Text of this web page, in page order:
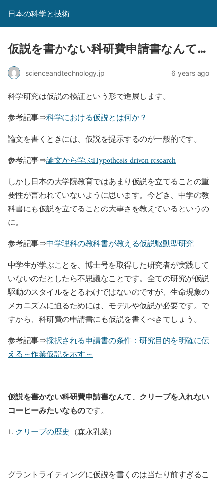
日本の科学と技術
仮説を書かない科研費申請書なんて…
scienceandtechnology.jp 6 years ago
科学研究は仮説の検証という形で進展します。
参考記事⇒科学における仮説とは何か？
論文を書くときには、仮説を提示するのが一般的です。
参考記事⇒論文から学ぶHypothesis-driven research
しかし日本の大学院教育ではあまり仮説を立てることの重
要性が言われていないように思います。今どき、中学の教
科書にも仮説を立てることの大事さを教えているというの
に。
参考記事⇒中学理科の教科書が教える仮説駆動型研究
中学生が学ぶことを、博士号を取得した研究者が実践して
いないのだとしたら不思議なことです。全ての研究が仮説
駆動のスタイルをとるわけではないのですが、生命現象の
メカニズムに迫るためには、モデルや仮説が必要です。で
すから、科研費の申請書にも仮説を書くべきでしょう。
参考記事⇒採択される申請書の条件：研究目的を明確に伝
える～作業仮説を示す～
仮説を書かない科研費申請書なんて、クリープを入れない
コーヒーみたいなものです。
クリープの歴史 （森永乳業）
グラントライティングに仮説を書くのは当たり前すぎるこ